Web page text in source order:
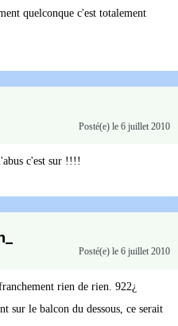
quelconque c'est totalement
Posté(e) le 6 juillet 2010
c'est sur !!!!
Posté(e) le 6 juillet 2010
rien de rien. 922¿
sur le balcon du dessous, ce serait